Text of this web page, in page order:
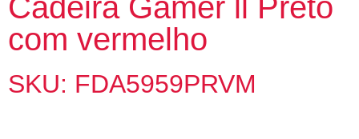
Cadeira Gamer ll Preto
com vermelho
SKU: FDA5959PRVM